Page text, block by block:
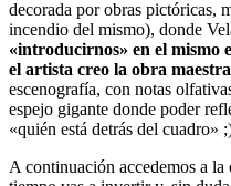
decorada por obras pictóricas,
incendio del mismo), donde
«introducirnos» en el mismo
el artista creo la obra maestra
escenografía, con notas
espejo gigante donde poder
«quién está detrás del cuadro»
A continuación accedemos a la